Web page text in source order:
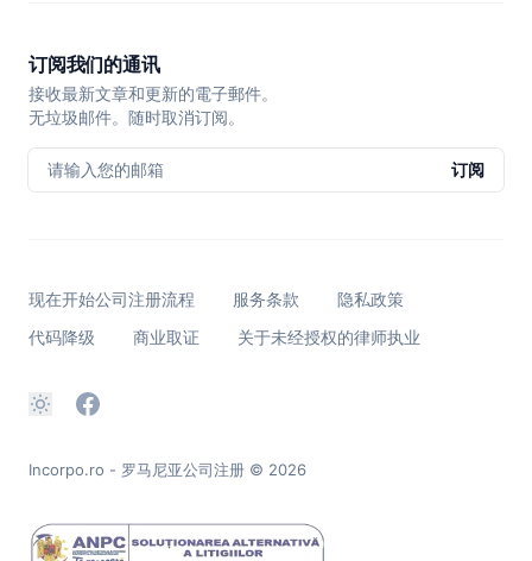
订阅我们的通讯
接收最新文章和更新的電子郵件。
无垃圾邮件。随时取消订阅。
请输入您的邮箱 订阅
现在开始公司注册流程 服务条款
隐私政策
代码降级
商业取证 关于未经授权的律师执业
Incorpo.ro - 罗马尼亚公司注册 © 2026